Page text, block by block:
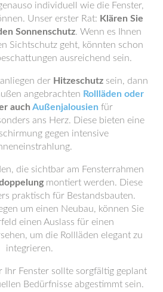
individuell wie die Fenster,
Unser erster Rat: Klären Sie
Sonnenschutz. Wenn es Ihnen
Sichtschutz geht, könnten schon
ausreichend sein.
der Hitzeschutzsein, dann
angebrachten Rollläden oder
auch Außenjalousien für
ans Herz. Diese bieten eine
gegen intensive
die sichtbar am Fensterrahmen
montiert werden. Diese
praktisch für Bestandsbauten.
um einen Neubau, können Sie
einen Auslass für einen
um die Rollläden elegant zu
integrieren.
Ihr Fenster sollte sorgfältig geplant
Bedürfnisse abgestimmt sein.